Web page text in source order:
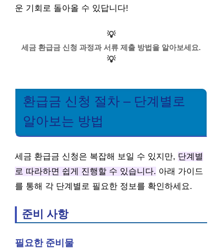
운 기회로 돌아올 수 있답니다!
💡
세금 환급금 신청 과정과 서류 제출 방법을 알아보세요.
💡
환급금 신청 절차 – 단계별로
알아보는 방법
세금 환급금 신청은 복잡해 보일 수 있지만, 단계별
로 따라하면 쉽게 진행할 수 있습니다. 아래 가이드
를 통해 각 단계별로 필요한 정보를 확인하세요.
준비 사항
필요한 준비물